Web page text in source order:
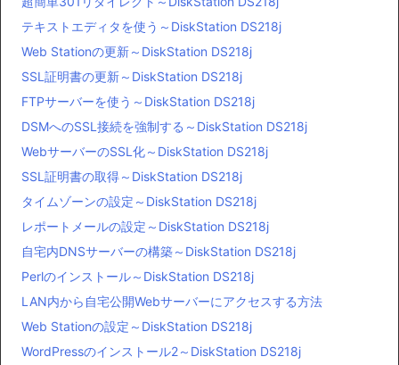
テキストエディタを使う～DiskStation DS218j
Web Stationの更新～DiskStation DS218j
SSL証明書の更新～DiskStation DS218j
FTPサーバーを使う～DiskStation DS218j
DSMへのSSL接続を強制する～DiskStation DS218j
WebサーバーのSSL化～DiskStation DS218j
SSL証明書の取得～DiskStation DS218j
タイムゾーンの設定～DiskStation DS218j
レポートメールの設定～DiskStation DS218j
自宅内DNSサーバーの構築～DiskStation DS218j
Perlのインストール～DiskStation DS218j
LAN内から自宅公開Webサーバーにアクセスする方法
Web Stationの設定～DiskStation DS218j
WordPressのインストール2～DiskStation DS218j